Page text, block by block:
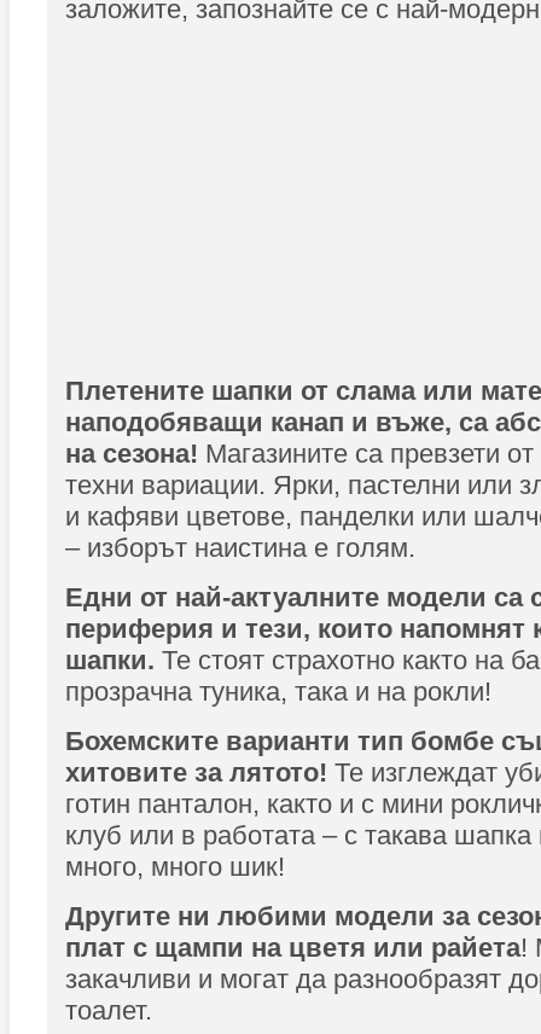
заложите, запознайте се с най-
Плетените шапки от слама или
наподобяващи канап и въже, са
на сезона! Магазините са превзети
техни вариации. Ярки, пастелни или
и кафяви цветове, панделки или
– изборът наистина е голям.
Едни от най-актуалните модели са
периферия и тези, които напомнят
шапки. Те стоят страхотно както на
прозрачна туника, така и на рокли!
Бохемските варианти тип бомбе
хитовите за лятото! Те изглеждат
готин панталон, както и с мини
клуб или в работата – с такава
много, много шик!
Другите ни любими модели за
плат с щампи на цветя или райета!
закачливи и могат да разнообразят
тоалет.